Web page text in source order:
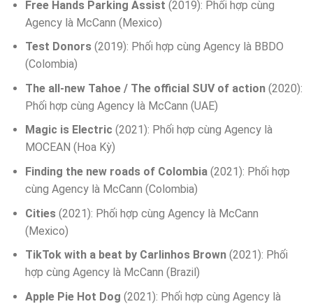
Free Hands Parking Assist (2019): Phối hợp cùng
Agency là McCann (Mexico)
Test Donors(2019): Phối hợp cùng Agency là BBDO
(Colombia)
The all-new Tahoe / The official SUV of action(2020):
Phối hợp cùng Agency là McCann (UAE)
Magic is Electric (2021): Phối hợp cùng Agency là
MOCEAN (Hoa Kỳ)
Finding the new roads of Colombia(2021): Phối hợp
cùng Agency là McCann (Colombia)
Cities(2021): Phối hợp cùng Agency là McCann
(Mexico)
TikTok with a beat by Carlinhos Brown(2021): Phối
hợp cùng Agency là McCann (Brazil)
Apple Pie Hot Dog (2021): Phối hợp cùng Agency là